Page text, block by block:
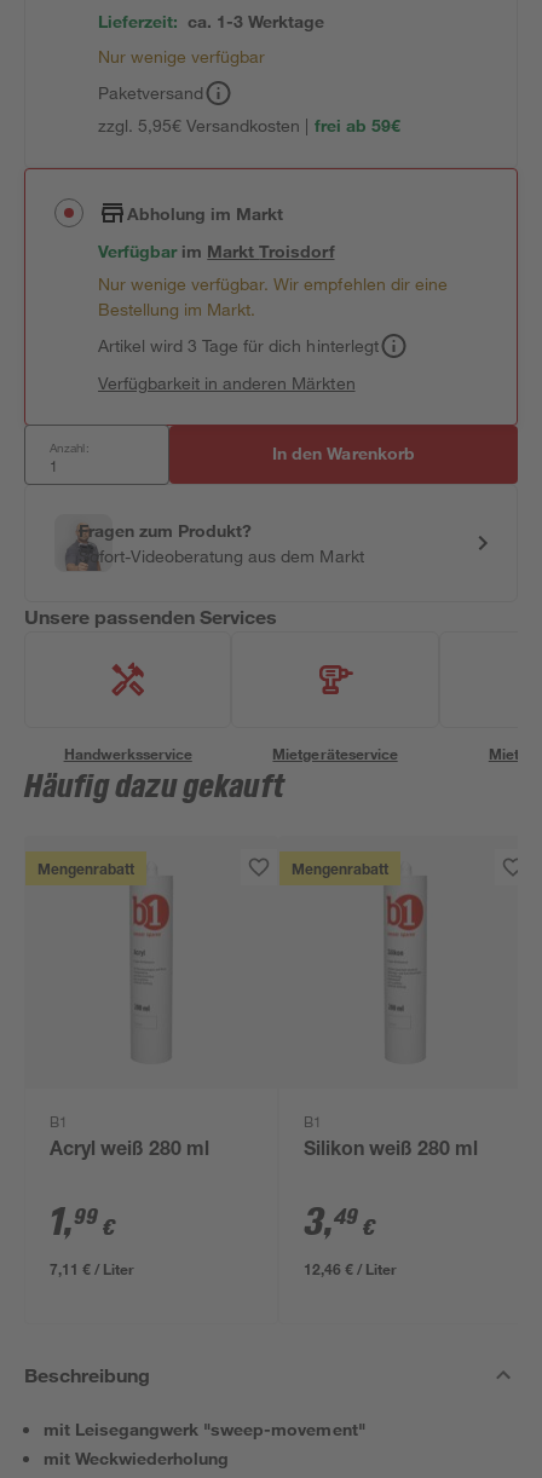
Lieferzeit: ca. 1-3 Werktage
Nur wenige verfügbar
Paketversand
zzgl. 5,95€ Versandkosten | frei ab 59€
Abholung im Markt
Verfügbar im MarktTroisdorf
Nur wenige verfügbar. Wir empfehlen dir eine
Bestellung im Markt.
Artikel wird 3 Tage für dich hinterlegt
Verfügbarkeit in anderen Märkten
Anzahl: In den Warenkorb
Fragen zum Produkt?
Sofort-Videoberatung aus dem Markt
Unsere passenden Services
Handwerksservice Mietgeräteservice
Häufig dazu gekauft
Mengenrabatt
B1
Acryl weiß 280 ml
1,99 €
7,11 € / Liter
Mengenrabatt
B1
Silikon weiß 280 ml
3,49 €
12,46 € / Liter
Beschreibung
mit Leisegangwerk "sweep-movement"
mit Weckwiederholung